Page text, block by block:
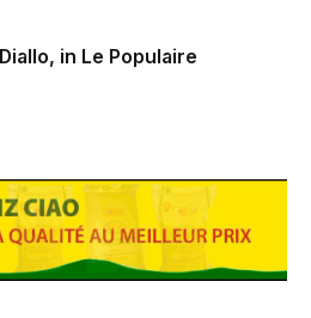
in Le Populaire